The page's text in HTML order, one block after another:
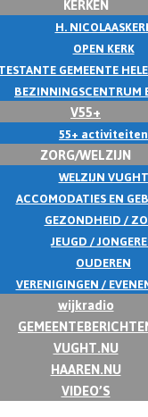
H.
OPEN KERK
GEMEENTE
BEZINNINGSCENTRUM
V55+
55+ activiteiten
ZORG/WELZIJN
WELZIJN VUGHT
ACCOMODATIES EN
GEZONDHEID /
JEUGD /
OUDEREN
VERENIGINGEN /
wijkradio
VUGHT.NU
HAAREN.NU
VIDEO’S